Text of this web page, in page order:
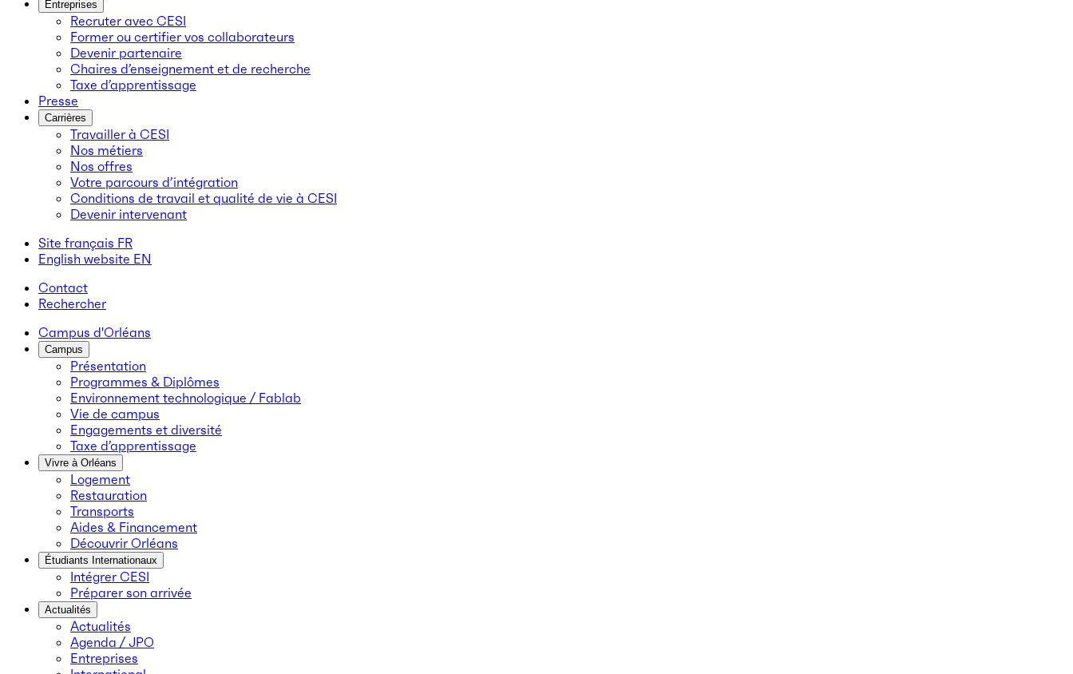
Entreprises
Recruter avec CESI
Former ou certifier vos collaborateurs
Devenir partenaire
Chaires d’enseignement et de recherche
Taxe d’apprentissage
Presse
Carrières
Travailler à CESI
Nos métiers
Nos offres
Votre parcours d’intégration
Conditions de travail et qualité de vie à CESI
Devenir intervenant
Site français FR
English website EN
Contact
Rechercher
Campus d'Orléans
Campus
Présentation
Programmes & Diplômes
Environnement technologique / Fablab
Vie de campus
Engagements et diversité
Taxe d’apprentissage
Vivre à Orléans
Logement
Restauration
Transports
Aides & Financement
Découvrir Orléans
Étudiants Internationaux
Intégrer CESI
Préparer son arrivée
Actualités
Actualités
Agenda / JPO
Entreprises